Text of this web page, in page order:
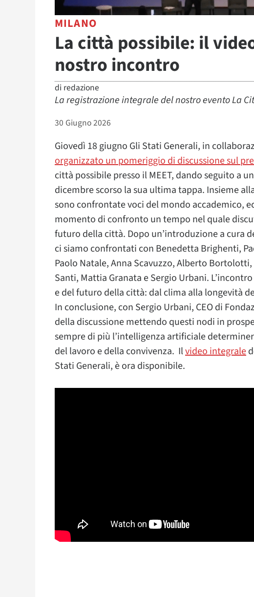
MILANO
La città possibile: il
nostro incontro
di redazione
La registrazione integrale del nostro evento La
30 Giugno 2026
Giovedì 18 giugno Gli Stati Generali, in
organizzato un pomeriggio di discussione sul
città possibile presso il MEET, dando seguito a
dicembre scorso la sua ultima tappa. Insieme
sono confrontate voci del mondo accademico,
momento di confronto un tempo nel quale
futuro della città. Dopo un’introduzione a cura
ci siamo confrontati con Benedetta Brighenti,
Paolo Natale, Anna Scavuzzo,Alberto Bortolotti,
Santi, Mattia Granata e Sergio Urbani.
e del futuro della città: dal clima alla longevità
In conclusione, con Sergio Urbani, CEO di
della discussione mettendo questi nodi in
sempre di più l’intelligenza artificiale
del lavoro e della convivenza. Ilvideo integrale
Stati Generali, è ora disponibile.